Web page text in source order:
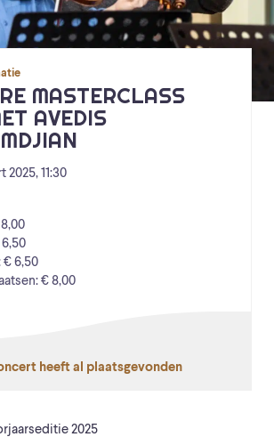
MASTERCLASS
AVEDIS
2025, 11:30
€ 6,50
€ 8,00
heeft al plaatsgevonden
2025